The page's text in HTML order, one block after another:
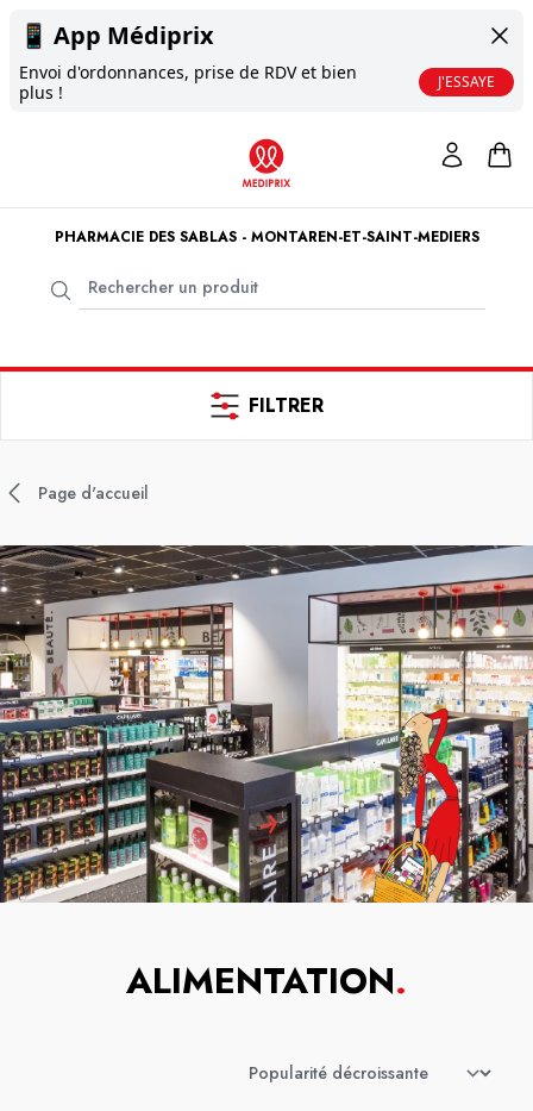
📱 App Médiprix
Envoi d'ordonnances, prise de RDV et bien
plus !
J'ESSAYE
PHARMACIE DES SABLAS - MONTAREN-ET-SAINT-MEDIERS
FILTRER
Page d'accueil
ALIMENTATION.